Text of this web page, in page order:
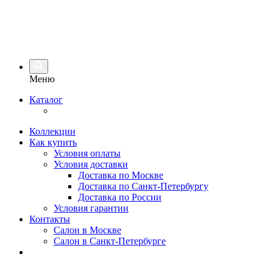
Меню
Каталог
Коллекции
Как купить
Условия оплаты
Условия доставки
Доставка по Москве
Доставка по Санкт-Петербургу
Доставка по России
Условия гарантии
Контакты
Салон в Москве
Салон в Санкт-Петербурге